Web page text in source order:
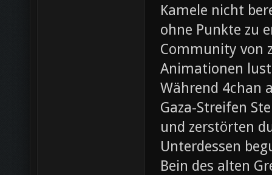
Kamele nicht
ohne Punkte zu
Community von
Animationen
Während 4chan
Gaza-Streifen
und zerstörten
Unterdessen
Bein des alten